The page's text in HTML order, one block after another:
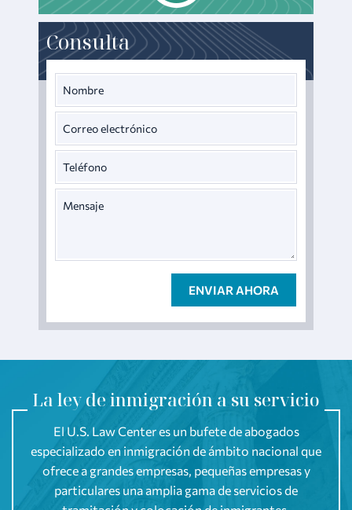
Consulta
La ley de inmigración a su servicio
El U.S. Law Center es un bufete de abogados
especializado en inmigración de ámbito nacional que
ofrece a grandes empresas, pequeñas empresas y
particulares una amplia gama de servicios de